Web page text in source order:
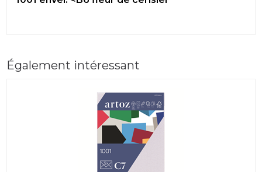
Également intéressant